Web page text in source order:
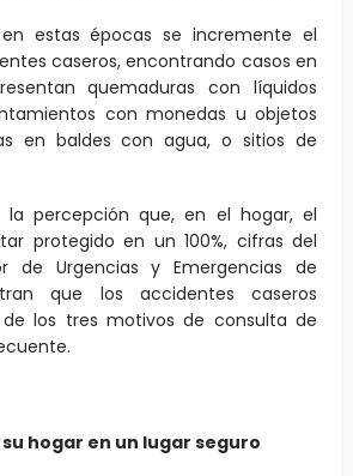
estas épocas se incremente el
caseros, encontrando casos en
quemaduras con líquidos
con monedas u objetos
en baldes con agua, o sitios de
la percepción que, en el hogar, el
protegido en un 100%, cifras del
de Urgencias y Emergencias de
que los accidentes caseros
los tres motivos de consulta de
hogar en un lugar seguro